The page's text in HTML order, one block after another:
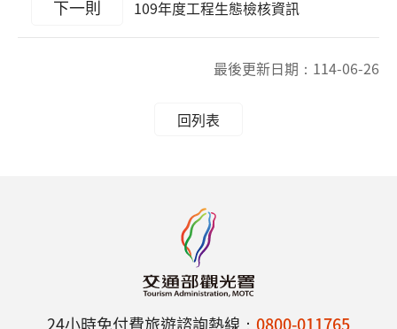
下一則 109年度工程生態檢核資訊
最後更新日期： 114-06-26
回列表
24小時免付費旅遊諮詢熱線： 0800-011765